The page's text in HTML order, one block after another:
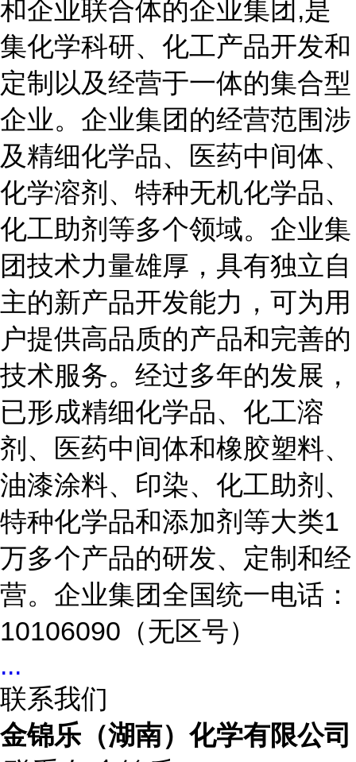
和企业联合体的企业集团,是
集化学科研、化工产品开发和
定制以及经营于一体的集合型
企业。企业集团的经营范围涉
及精细化学品、医药中间体、
化学溶剂、特种无机化学品、
化工助剂等多个领域。企业集
团技术力量雄厚，具有独立自
主的新产品开发能力，可为用
户提供高品质的产品和完善的
技术服务。经过多年的发展，
已形成精细化学品、化工溶
剂、医药中间体和橡胶塑料、
油漆涂料、印染、化工助剂、
特种化学品和添加剂等大类1
万多个产品的研发、定制和经
营。企业集团全国统一电话：
10106090（无区号）
...
联系我们
金锦乐（湖南）化学有限公司